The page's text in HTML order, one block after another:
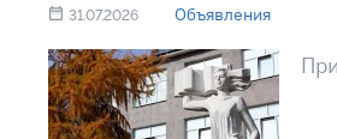
31.07.2026 Объявления